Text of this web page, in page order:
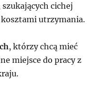
szukających cichej
utrzymania.
, którzy chcą mieć
miejsce do pracy z